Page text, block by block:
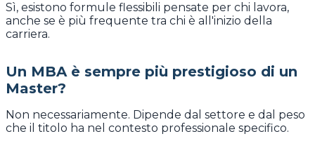
Sì, esistono formule flessibili pensate per chi lavora,
anche se è più frequente tra chi è all'inizio della
carriera.
Un MBA è sempre più prestigioso di un
Master?
Non necessariamente. Dipende dal settore e dal peso
che il titolo ha nel contesto professionale specifico.